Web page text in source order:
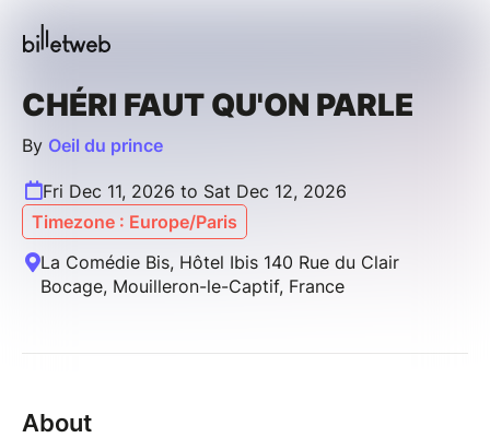
CHÉRI FAUT QU'ON PARLE
By Oeil du prince
Fri Dec 11, 2026 to Sat Dec 12, 2026
Timezone : Europe/Paris
La Comédie Bis, Hôtel Ibis 140 Rue du Clair
Bocage, Mouilleron-le-Captif, France
About